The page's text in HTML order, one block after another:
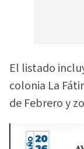
El listado
colonia La
de Febrero y